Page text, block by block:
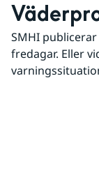
SMHI
fredagar. Eller